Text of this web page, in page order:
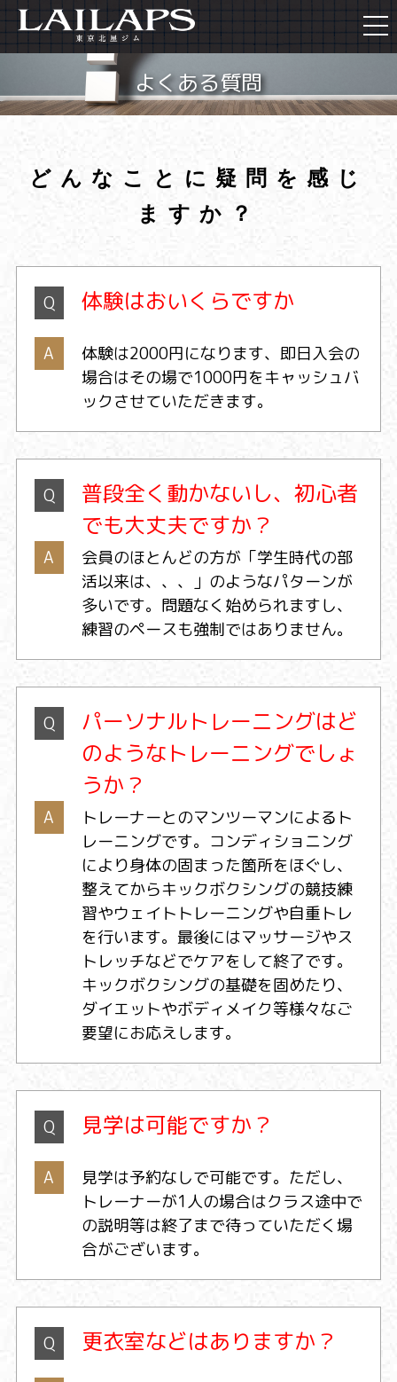
よくある質問
どんなことに疑問を感じ
ますか？
Q 体験はおいくらですか
A
体験は2000円になります、即日入会の
場合はその場で1000円をキャッシュバ
ックさせていただきます。
Q
普段全く動かないし、初心者
でも大丈夫ですか？
A
会員のほとんどの方が「学生時代の部
活以来は、、、」のようなパターンが
多いです。問題なく始められますし、
練習のペースも強制ではありません。
Q
パーソナルトレーニングはど
のようなトレーニングでしょ
うか？
A
トレーナーとのマンツーマンによるト
レーニングです。コンディショニング
により身体の固まった箇所をほぐし、
整えてからキックボクシングの競技練
習やウェイトトレーニングや自重トレ
を行います。最後にはマッサージやス
トレッチなどでケアをして終了です。
キックボクシングの基礎を固めたり、
ダイエットやボディメイク等様々なご
要望にお応えします。
Q 見学は可能ですか？
A
見学は予約なしで可能です。ただし、
トレーナーが1人の場合はクラス途中で
の説明等は終了まで待っていただく場
合がございます。
Q 更衣室などはありますか？